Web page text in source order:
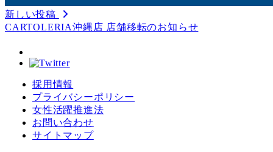
新しい投稿
CARTOLERIA沖縄店 店舗移転のお知らせ
採用情報
プライバシーポリシー
女性活躍推進法
お問い合わせ
サイトマップ